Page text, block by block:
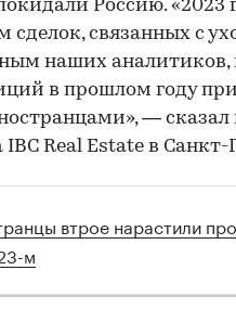
Россию. «2023
сделок, связанных с
наших аналитиков,
в прошлом году
—
Real Estate в Санкт-
втрое нарастили
м